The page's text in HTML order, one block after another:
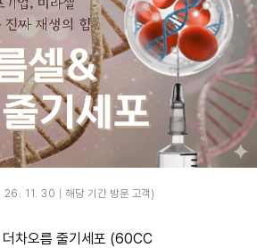
11. 30 | 해당 기간 방문 고객)
차오름 줄기세포 (60CC